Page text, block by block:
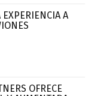
EXPERIENCIA A
OFRECE